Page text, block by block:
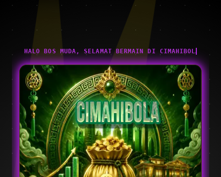
HALO BOS MUDA, SELAMAT BERMAIN DI CIMAHIBOLA